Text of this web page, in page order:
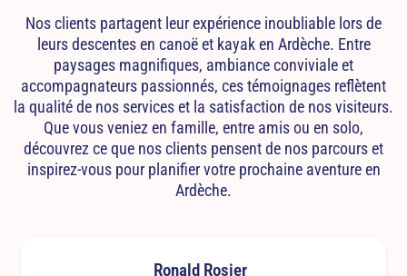
Nos clients partagent leur expérience inoubliable lors de
leurs descentes en canoë et kayak en Ardèche. Entre
paysages magnifiques, ambiance conviviale et
accompagnateurs passionnés, ces témoignages reflètent
la qualité de nos services et la satisfaction de nos visiteurs.
Que vous veniez en famille, entre amis ou en solo,
découvrez ce que nos clients pensent de nos parcours et
inspirez-vous pour planifier votre prochaine aventure en
Ardèche.
Ronald Rosier